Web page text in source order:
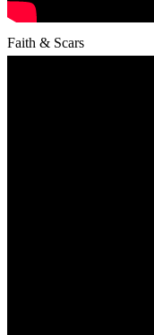
Faith & Scars